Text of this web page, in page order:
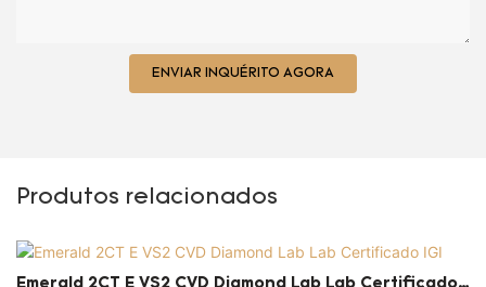
ENVIAR INQUÉRITO AGORA
Produtos relacionados